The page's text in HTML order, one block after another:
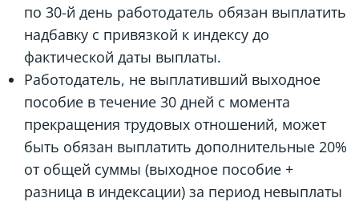
по 30-й день работодатель обязан выплатить
надбавку с привязкой к индексу до
фактической даты выплаты.
Работодатель, не выплативший выходное
пособие в течение 30 дней с момента
прекращения трудовых отношений, может
быть обязан выплатить дополнительные 20%
от общей суммы (выходное пособие +
разница в индексации) за период невыплаты